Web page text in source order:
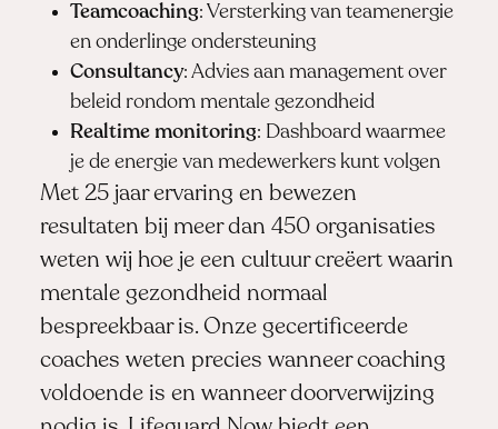
Teamcoaching: Versterking van teamenergie
en onderlinge ondersteuning
Consultancy: Advies aan management over
beleid rondom mentale gezondheid
Realtime monitoring: Dashboard waarmee
je de energie van medewerkers kunt volgen
Met 25 jaar ervaring en bewezen
resultaten bij meer dan 450 organisaties
weten wij hoe je een cultuur creëert waarin
mentale gezondheid normaal
bespreekbaar is. Onze gecertificeerde
coaches weten precies wanneer coaching
voldoende is en wanneer doorverwijzing